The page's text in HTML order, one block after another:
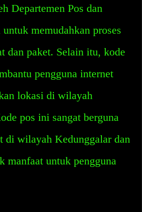
Departemen Pos dan
memudahkan proses
dan paket. Selain itu, kode
pengguna internet
lokasi di wilayah
pos ini sangat berguna
di wilayah Kedunggalar dan
manfaat untuk pengguna